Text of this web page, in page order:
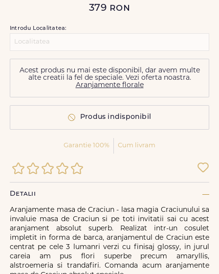
379 ron
Introdu Localitatea:
Acest produs nu mai este disponibil, dar avem multe
alte creatii la fel de speciale. Vezi oferta noastra.
Aranjamente florale
Produs indisponibil
Garantie 100% Cum livram
Detalii
Aranjamente masa de Craciun - lasa magia Craciunului sa
invaluie masa de Craciun si pe toti invitatii sai cu acest
aranjament absolut superb. Realizat intr-un cosulet
impletit in forma de barca, aranjamentul de Craciun este
centrat pe cele 3 lumanri verzi cu finisaj glossy, in jurul
careia am pus flori superbe precum amaryllis,
alstroemeria si trandafiri. Comanda acum aranjamente